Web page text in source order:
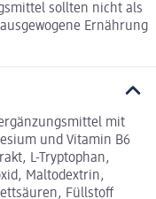
sollten nicht als
Ernährung
mit
und Vitamin B6
L-Tryptophan,
Maltodextrin,
Füllstoff